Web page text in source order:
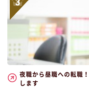
夜職から昼職への転職
します